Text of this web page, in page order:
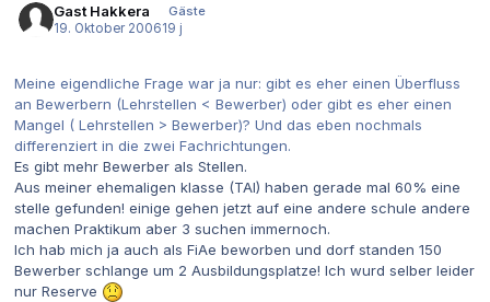
Gast Hakkera
Gäste
19. Oktober 200619 j
Meine eigendliche Frage war ja nur: gibt es eher einen Überfluss
an Bewerbern (Lehrstellen < Bewerber) oder gibt es eher einen
Mangel ( Lehrstellen > Bewerber)? Und das eben nochmals
differenziert in die zwei Fachrichtungen.
Es gibt mehr Bewerber als Stellen.
Aus meiner ehemaligen klasse (TAI) haben gerade mal 60% eine
stelle gefunden! einige gehen jetzt auf eine andere schule andere
machen Praktikum aber 3 suchen immernoch.
Ich hab mich ja auch als FiAe beworben und dorf standen 150
Bewerber schlange um 2 Ausbildungsplatze! Ich wurd selber leider
nur Reserve